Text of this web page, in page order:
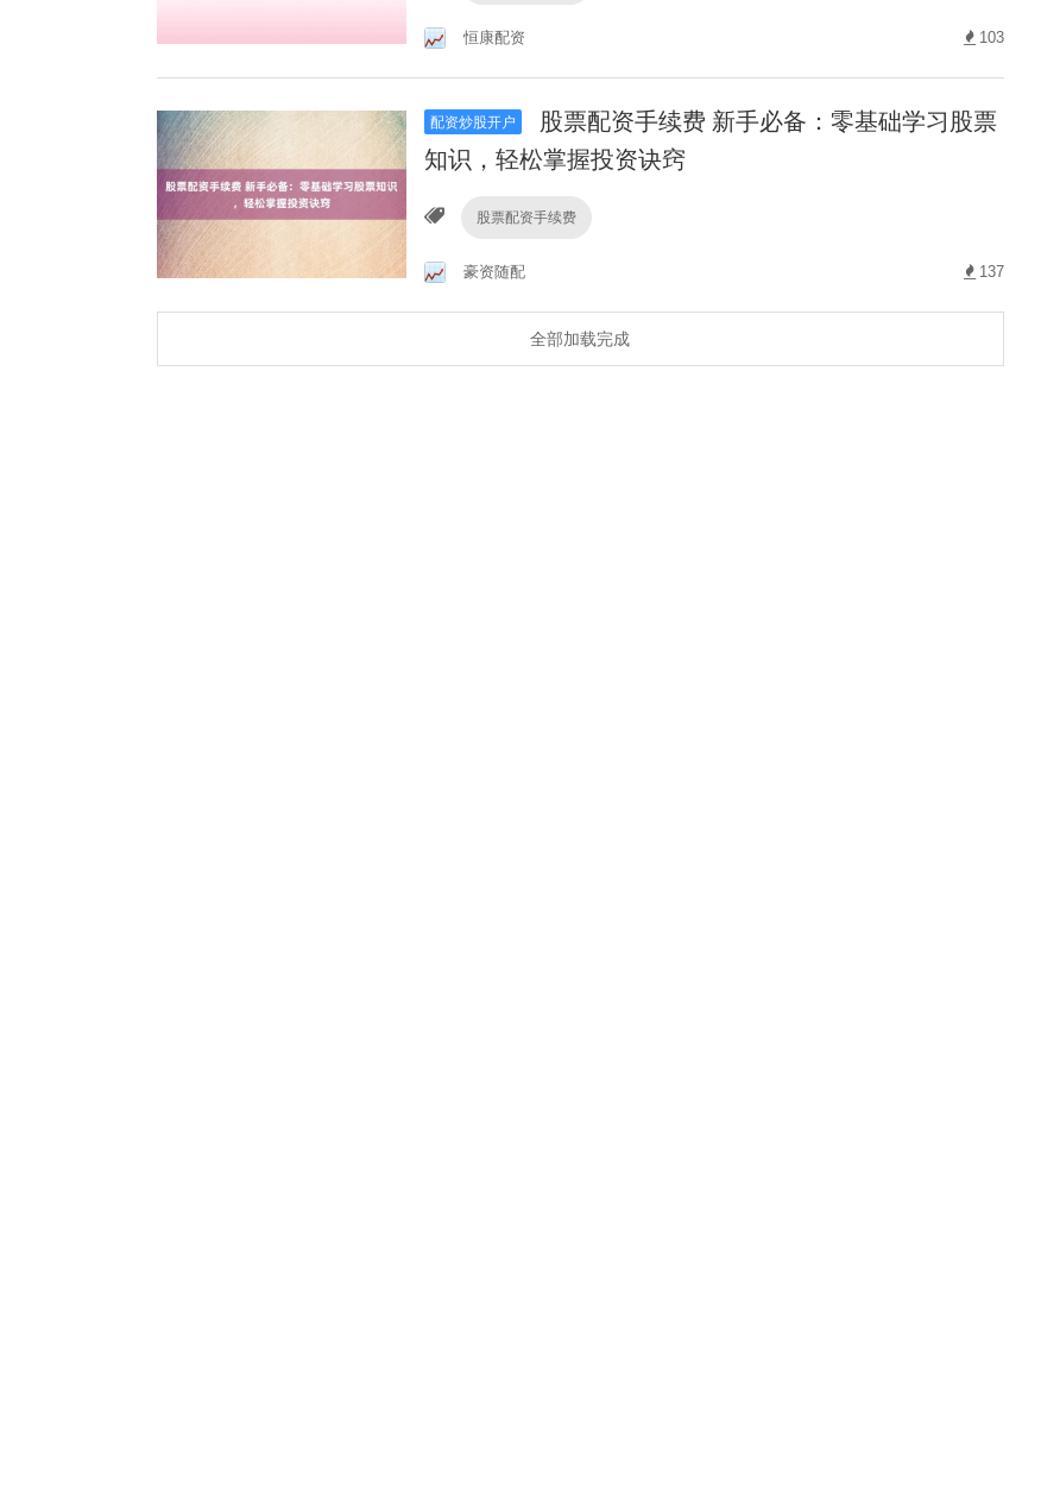
恒康配资 103
配资炒股开户
股票配资手续费 新手必备：零基础学习股票
知识，轻松掌握投资诀窍
股票配资手续费
豪资随配 137
全部加载完成